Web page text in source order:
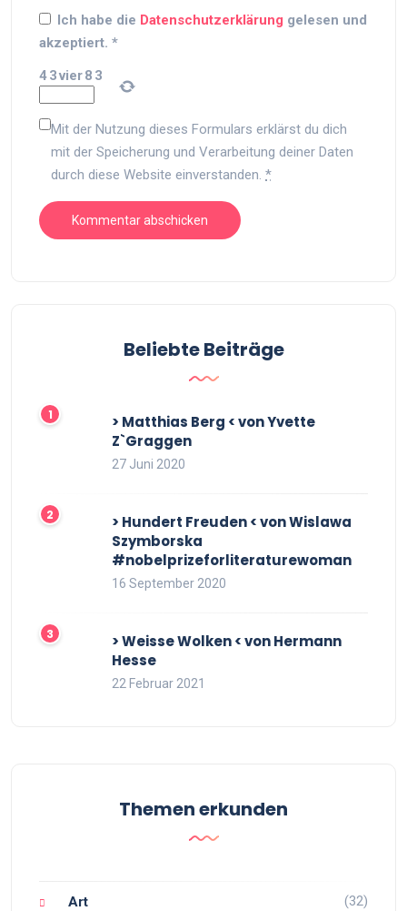
Ich habe die Datenschutzerklärung gelesen und
akzeptiert. *
43vier8 3
Mit der Nutzung dieses Formulars erklärst du dich
mit der Speicherung und Verarbeitung deiner Daten
durch diese Website einverstanden. *
Beliebte Beiträge
> Matthias Berg < von Yvette
Z`Graggen
27 Juni 2020
> Hundert Freuden < von Wislawa
Szymborska
#nobelprizeforliteraturewoman
16 September 2020
> Weisse Wolken < von Hermann
Hesse
22 Februar 2021
Themen erkunden
Art (32)